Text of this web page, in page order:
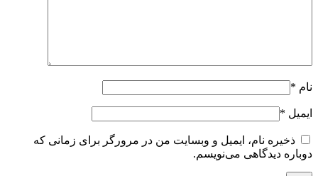
نام *
ایمیل *
ذخیره نام، ایمیل و وبسایت من در مرورگر برای زمانی که
دوباره دیدگاهی می‌نویسم.